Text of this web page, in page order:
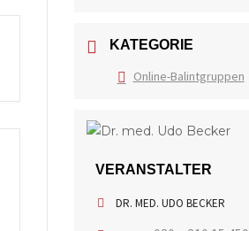
KATEGORIE
Online-Balintgruppen
VERANSTALTER
DR. MED. UDO BECKER